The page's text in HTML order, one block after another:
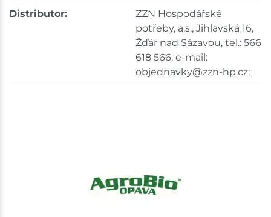
Choceň
Skladem na prodejně - doručení do 7 dnů
1 ks
2 ks
Distributor:
ZZN Hospodářské
potřeby, a.s., Jihlavská 16,
Žďár nad Sázavou, tel.: 566
618 566, e-mail:
objednavky@zzn-hp.cz;